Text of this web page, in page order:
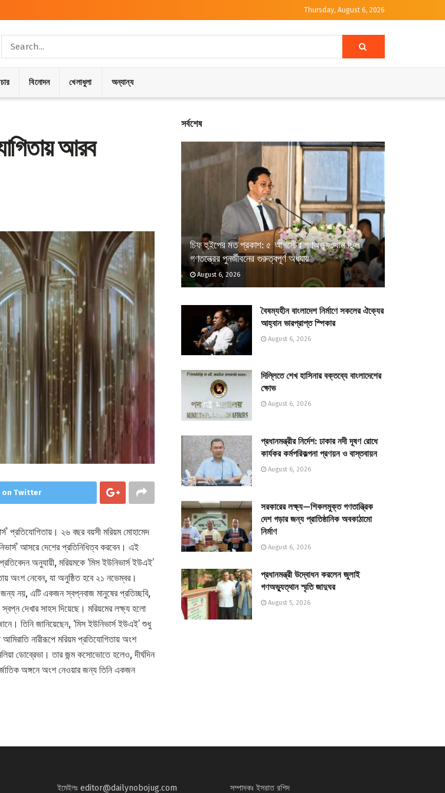
Thursday, August 6, 2026
বিনোদন খেলাধুলা অন্যান্য
আরব
on Twitter
প্রতিযোগিতায়। ২৬ বছর বয়সী মরিয়ম মোহামেদ
আসরে দেশের প্রতিনিধিত্ব করবেন। এই
অনুযায়ী, মরিয়মকে ‘মিস ইউনিভার্স ইউএই’
অংশ নেবেন, যা অনুষ্ঠিত হবে ২১ নভেম্বর।
নয়, এটি একজন স্বপ্নবাজ মানুষের প্রতিচ্ছবি,
দেখার সাহস দিয়েছে। মরিয়মের লক্ষ্য হলো
তিনি জানিয়েছেন, ‘মিস ইউনিভার্স ইউএই’ শুধু
নারীরূপে মরিয়ম প্রতিযোগিতায় অংশ
ডোব্রেভা। তার জন্ম কসোভোতে হলেও, দীর্ঘদিন
অঙ্গনে অংশ নেওয়ার জন্য তিনি একজন
সর্বশেষ
চিফ হুইপের মত প্রকাশ: ৫ আগস্টের গণঅভ্যুত্থান ছিল
গণতন্ত্রের পুনর্জীবনের গুরুত্বপূর্ণ অধ্যায়
August 6, 2026
বৈষম্যহীন বাংলাদেশ নির্মাণে সকলের ঐক্যের
আহ্বান ভারপ্রাপ্ত স্পিকার
August 6, 2026
দিল্লিতে শেখ হাসিনার বক্তব্যে বাংলাদেশের
ক্ষোভ
August 6, 2026
প্রধানমন্ত্রীর নির্দেশ: ঢাকার নদী দূষণ রোধে
কার্যকর কর্মপরিকল্পনা প্রণয়ন ও বাস্তবায়ন
August 6, 2026
সরকারের লক্ষ্য—শিকলমুক্ত গণতান্ত্রিক
দেশ গড়ার জন্য প্রাতিষ্ঠানিক অবকাঠামো
নির্মাণ
August 6, 2026
প্রধানমন্ত্রী উদ্বোধন করলেন জুলাই
গণঅভ্যুত্থান স্মৃতি জাদুঘর
August 5, 2026
ইমেইলঃ editor@dailynobojug.com সম্পাদকঃ ইসরাত রশিদ